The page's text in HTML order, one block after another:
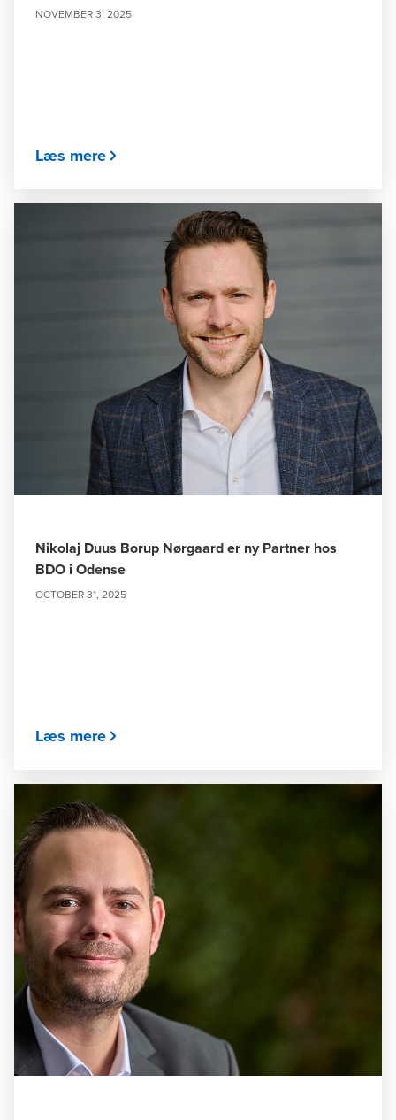
NOVEMBER 3, 2025
Læs mere
Nikolaj Duus Borup Nørgaard er ny Partner hos
BDO i Odense
OCTOBER 31, 2025
Læs mere